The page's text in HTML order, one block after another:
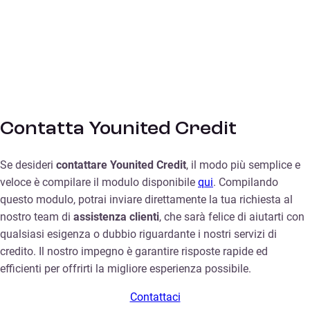
Contatta Younited Credit
Se desideri contattare Younited Credit, il modo più semplice e
veloce è compilare il modulo disponibile qui. Compilando
questo modulo, potrai inviare direttamente la tua richiesta al
nostro team di assistenza clienti, che sarà felice di aiutarti con
qualsiasi esigenza o dubbio riguardante i nostri servizi di
credito. Il nostro impegno è garantire risposte rapide ed
efficienti per offrirti la migliore esperienza possibile.
Contattaci